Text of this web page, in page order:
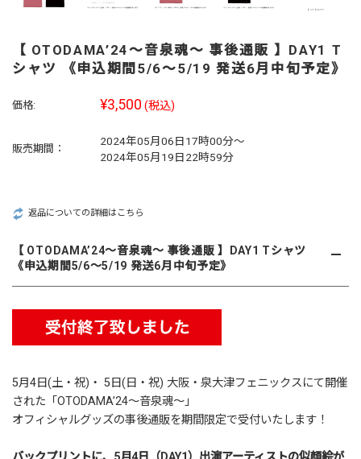
【 OTODAMA’24～音泉魂～ 事後通販 】DAY1 T
シャツ 《申込期間5/6～5/19 発送6月中旬予定》
価格: ¥3,500 (税込)
販売期間：
2024年05月06日17時00分～
2024年05月19日22時59分
返品についての詳細はこちら
【 OTODAMA’24～音泉魂～ 事後通販 】DAY1 Tシャツ
《申込期間5/6～5/19 発送6月中旬予定》
5月4日(土・祝)・ 5日(日・祝) 大阪・泉大津フェニックスにて開催
された「 OTODAMA’24～音泉魂～ 」
オフィシャルグッズの事後通販を期間限定で受付いたします！